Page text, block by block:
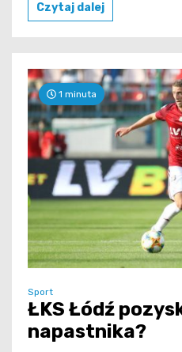
Czytaj dalej
1 minuta
Sport
ŁKS Łódź
napastnika?